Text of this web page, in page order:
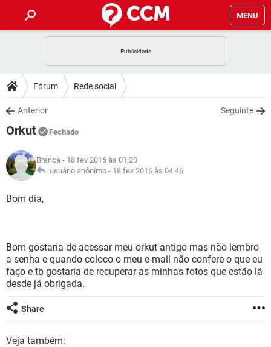
MENU
CELULAR
OUTLOOK
INSTAGRAM
GUIA DE COMPRAS
DICAS
JOGOS
INSTAGRAM
GUIA DE COMPRAS
DOWNLOADS
JOGOS
CELULAR
OUTLOOK EXCEL
INSTAGRAM
JOGOS
CELULAR
OUTLOOK
GUIA DE COMPRAS
GLOSSÁRIO
JOGOS
INSTAGRAM GMAIL
GUIA DE COMPRAS
Fórum Rede social
Anterior Seguinte
Orkut Fechado
Branca - 18 fev 2016 às 01:20
usuário anônimo - 18 fev 2016 às 04:46
Bom dia,
Bom gostaria de acessar meu orkut antigo mas não lembro
a senha e quando coloco o meu e-mail não confere o que eu
faço e tb gostaria de recuperar as minhas fotos que estão lá
desde já obrigada.
Share
Veja também: